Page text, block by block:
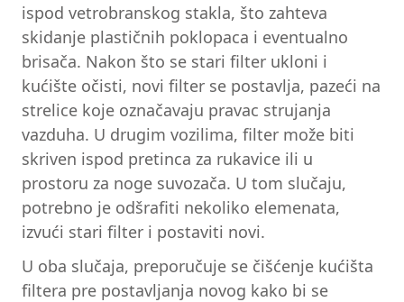
ispod vetrobranskog stakla, što zahteva
skidanje plastičnih poklopaca i eventualno
brisača. Nakon što se stari filter ukloni i
kućište očisti, novi filter se postavlja, pazeći na
strelice koje označavaju pravac strujanja
vazduha. U drugim vozilima, filter može biti
skriven ispod pretinca za rukavice ili u
prostoru za noge suvozača. U tom slučaju,
potrebno je odšrafiti nekoliko elemenata,
izvući stari filter i postaviti novi.
U oba slučaja, preporučuje se čišćenje kućišta
filtera pre postavljanja novog kako bi se